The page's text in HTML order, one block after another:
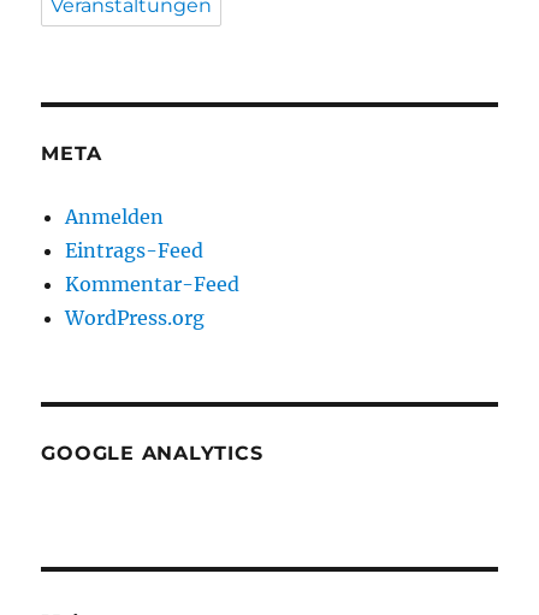
Veranstaltungen
META
Anmelden
Eintrags-Feed
Kommentar-Feed
WordPress.org
GOOGLE ANALYTICS